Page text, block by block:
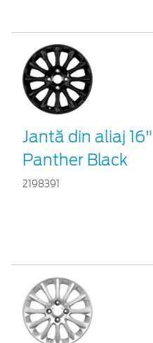
Jantă din aliaj
Panther Black
2198391